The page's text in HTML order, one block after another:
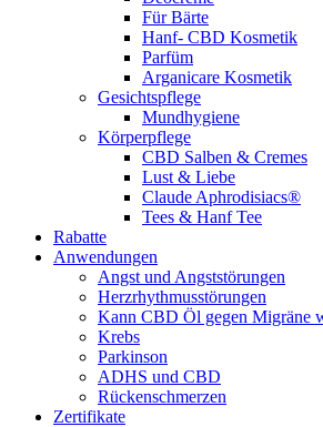
Für Bärte
Hanf- CBD Kosmetik
Parfüm
Arganicare Kosmetik
Gesichtspflege
Mundhygiene
Körperpflege
CBD Salben & Cremes
Lust & Liebe
Claude Aphrodisiacs®
Tees & Hanf Tee
Rabatte
Anwendungen
Angst und Angststörungen
Herzrhythmusstörungen
Kann CBD Öl gegen Migräne
Krebs
Parkinson
ADHS und CBD
Rückenschmerzen
Zertifikate